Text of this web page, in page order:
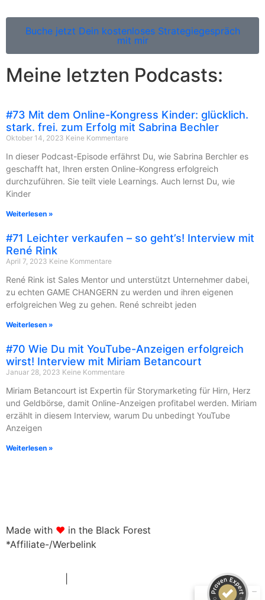
Buche jetzt Dein kostenloses Strategiegespräch
mit mir
Meine letzten Podcasts:
#73 Mit dem Online-Kongress Kinder: glücklich.
stark. frei. zum Erfolg mit Sabrina Bechler
Oktober 14, 2023 Keine Kommentare
In dieser Podcast-Episode erfährst Du, wie Sabrina Berchler es
geschafft hat, Ihren ersten Online-Kongress erfolgreich
durchzuführen. Sie teilt viele Learnings. Auch lernst Du, wie
Kinder
Weiterlesen »
#71 Leichter verkaufen – so geht’s! Interview mit
René Rink
April 7, 2023 Keine Kommentare
René Rink ist Sales Mentor und unterstützt Unternehmer dabei,
zu echten GAME CHANGERN zu werden und ihren eigenen
erfolgreichen Weg zu gehen. René schreibt jeden
Weiterlesen »
#70 Wie Du mit YouTube-Anzeigen erfolgreich
wirst! Interview mit Miriam Betancourt
Januar 28, 2023 Keine Kommentare
Miriam Betancourt ist Expertin für Storymarketing für Hirn, Herz
und Geldbörse, damit Online-Anzeigen profitabel werden. Miriam
erzählt in diesem Interview, warum Du unbedingt YouTube
Anzeigen
Weiterlesen »
Made with ♥ in the Black Forest
*Affiliate-/Werbelink